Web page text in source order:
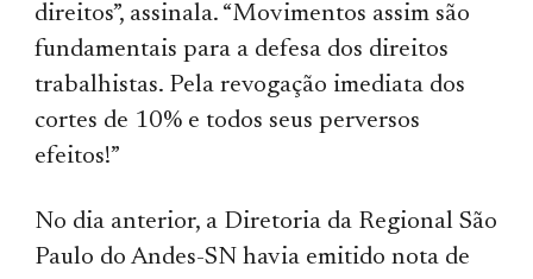
direitos”, assinala. “Movimentos assim são
fundamentais para a defesa dos direitos
trabalhistas. Pela revogação imediata dos
cortes de 10% e todos seus perversos
efeitos!”
No dia anterior, a Diretoria da Regional São
Paulo do Andes-SN havia emitido nota de